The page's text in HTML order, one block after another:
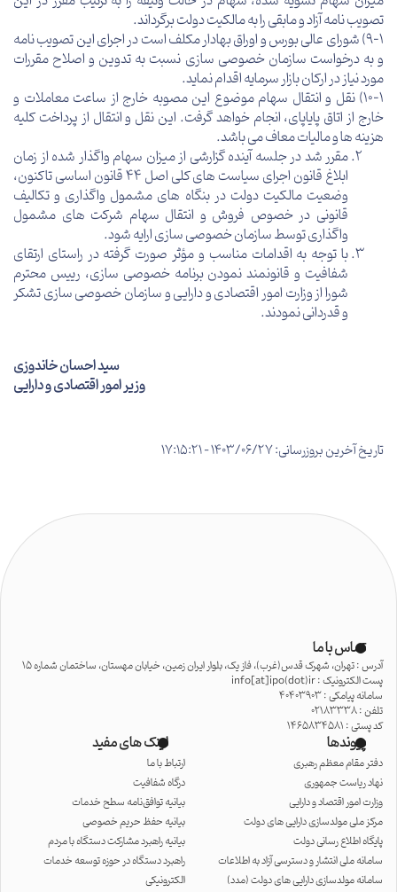
تصویب نامه آزاد و مابقی را به مالکیت دولت برگرداند.
9-1) شورای عالی بورس و اوراق بهادار مکلف است در اجرای این تصویب نامه
و به درخواست سازمان خصوصی سازی نسبت به تدوین و اصلاح مقررات
مورد نیاز در ارکان بازار سرمایه اقدام نماید.
10-1) نقل و انتقال سهام موضوع این مصوبه خارج از ساعت معاملات و
خارج از اتاق پایاپای، انجام خواهد گرفت. این نقل و انتقال از پرداخت کلیه
هزینه ها و مالیات معاف می باشد.
مقرر شد در جلسه آینده گزارشی از میزان سهام واگذار شده از زمان
ابلاغ قانون اجرای سیاست های کلی اصل 44 قانون اساسی تاکنون،
وضعیت مالکیت دولت در بنگاه های مشمول واگذاری و تکالیف
قانونی در خصوص فروش و انتقال سهام شرکت های مشمول
واگذاری توسط سازمان خصوصی سازی ارایه شود.
با توجه به اقدامات مناسب و مؤثر صورت گرفته در راستای ارتقای
شفافیت و قانونمند نمودن برنامه خصوصی سازی، رییس محترم
شورا از وزارت امور اقتصادی و دارایی و سازمان خصوصی سازی تشکر
و قدردانی نمودند.
سید احسان خاندوزی
وزیر امور اقتصادی و دارایی
تاریخ آخرین بروزرسانی: 1403/06/27 - 17:15:21
تماس با ما
آدرس : تهران، شهرک قدس(غرب)، فاز یک، بلوار ایران زمین، خیابان مهستان، ساختمان شماره 15
پست الکترونیک : info[at]ipo(dot)ir
سامانه پیامکی : 40403903
تلفن : 02183338
کد پستی : 1465834581
پیوندها
دفتر مقام معظم رهبری
نهاد ریاست جمهوری
وزارت امور اقتصاد و دارایی
مرکز ملی مولدسازی دارایی های دولت
پایگاه اطلاع رسانی دولت
سامانه ملی انتشار و دسترسی آزاد به اطلاعات
سامانه مولدسازی دارایی های دولت (مدد)
لینک های مفید
ارتباط با ما
درگاه شفافیت
بیانیه توافق‌نامه سطح خدمات
بیانیه حفظ حریم خصوصی
بیانیه راهبرد مشارکت دستگاه با مردم
راهبرد دستگاه در حوزه توسعه خدمات
الکترونیکی